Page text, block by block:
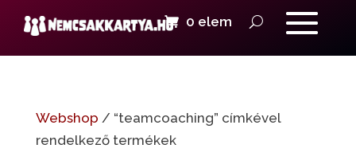
0 elem
Webshop / “teamcoaching” címkével
rendelkező termékek